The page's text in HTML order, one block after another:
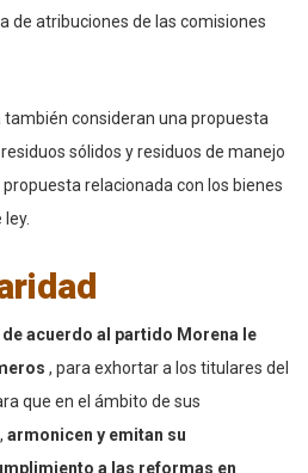
de atribuciones de las comisiones
también consideran una propuesta
sólidos y residuos de manejo
relacionada con los bienes
de acuerdo al partido Morena le
, para exhortar a los titulares del
que en el ámbito de sus
armonicen y emitan su
a las reformas en